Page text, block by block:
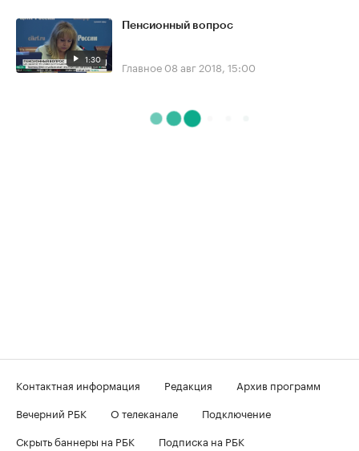
1:30
Пенсионный вопрос
Главное 08 авг 2018, 15:00
Контактная информация Редакция
Архив программ
Вечерний РБК
О телеканале
Подключение
Скрыть баннеры на РБК
Подписка на РБК